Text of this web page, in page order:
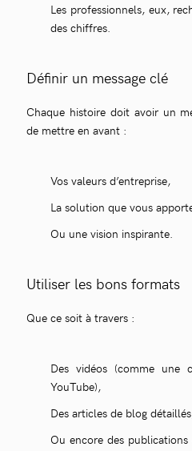
Les professionnels, eux,
des chiffres.
Définir un message clé
Chaque histoire doit avoir un
de mettre en avant :
Vos valeurs d’entreprise,
La solution que vous
Ou une vision inspirante.
Utiliser les bons formats
Que ce soit à travers :
Des vidéos (comme une
YouTube),
Des articles de blog
Ou encore des publications